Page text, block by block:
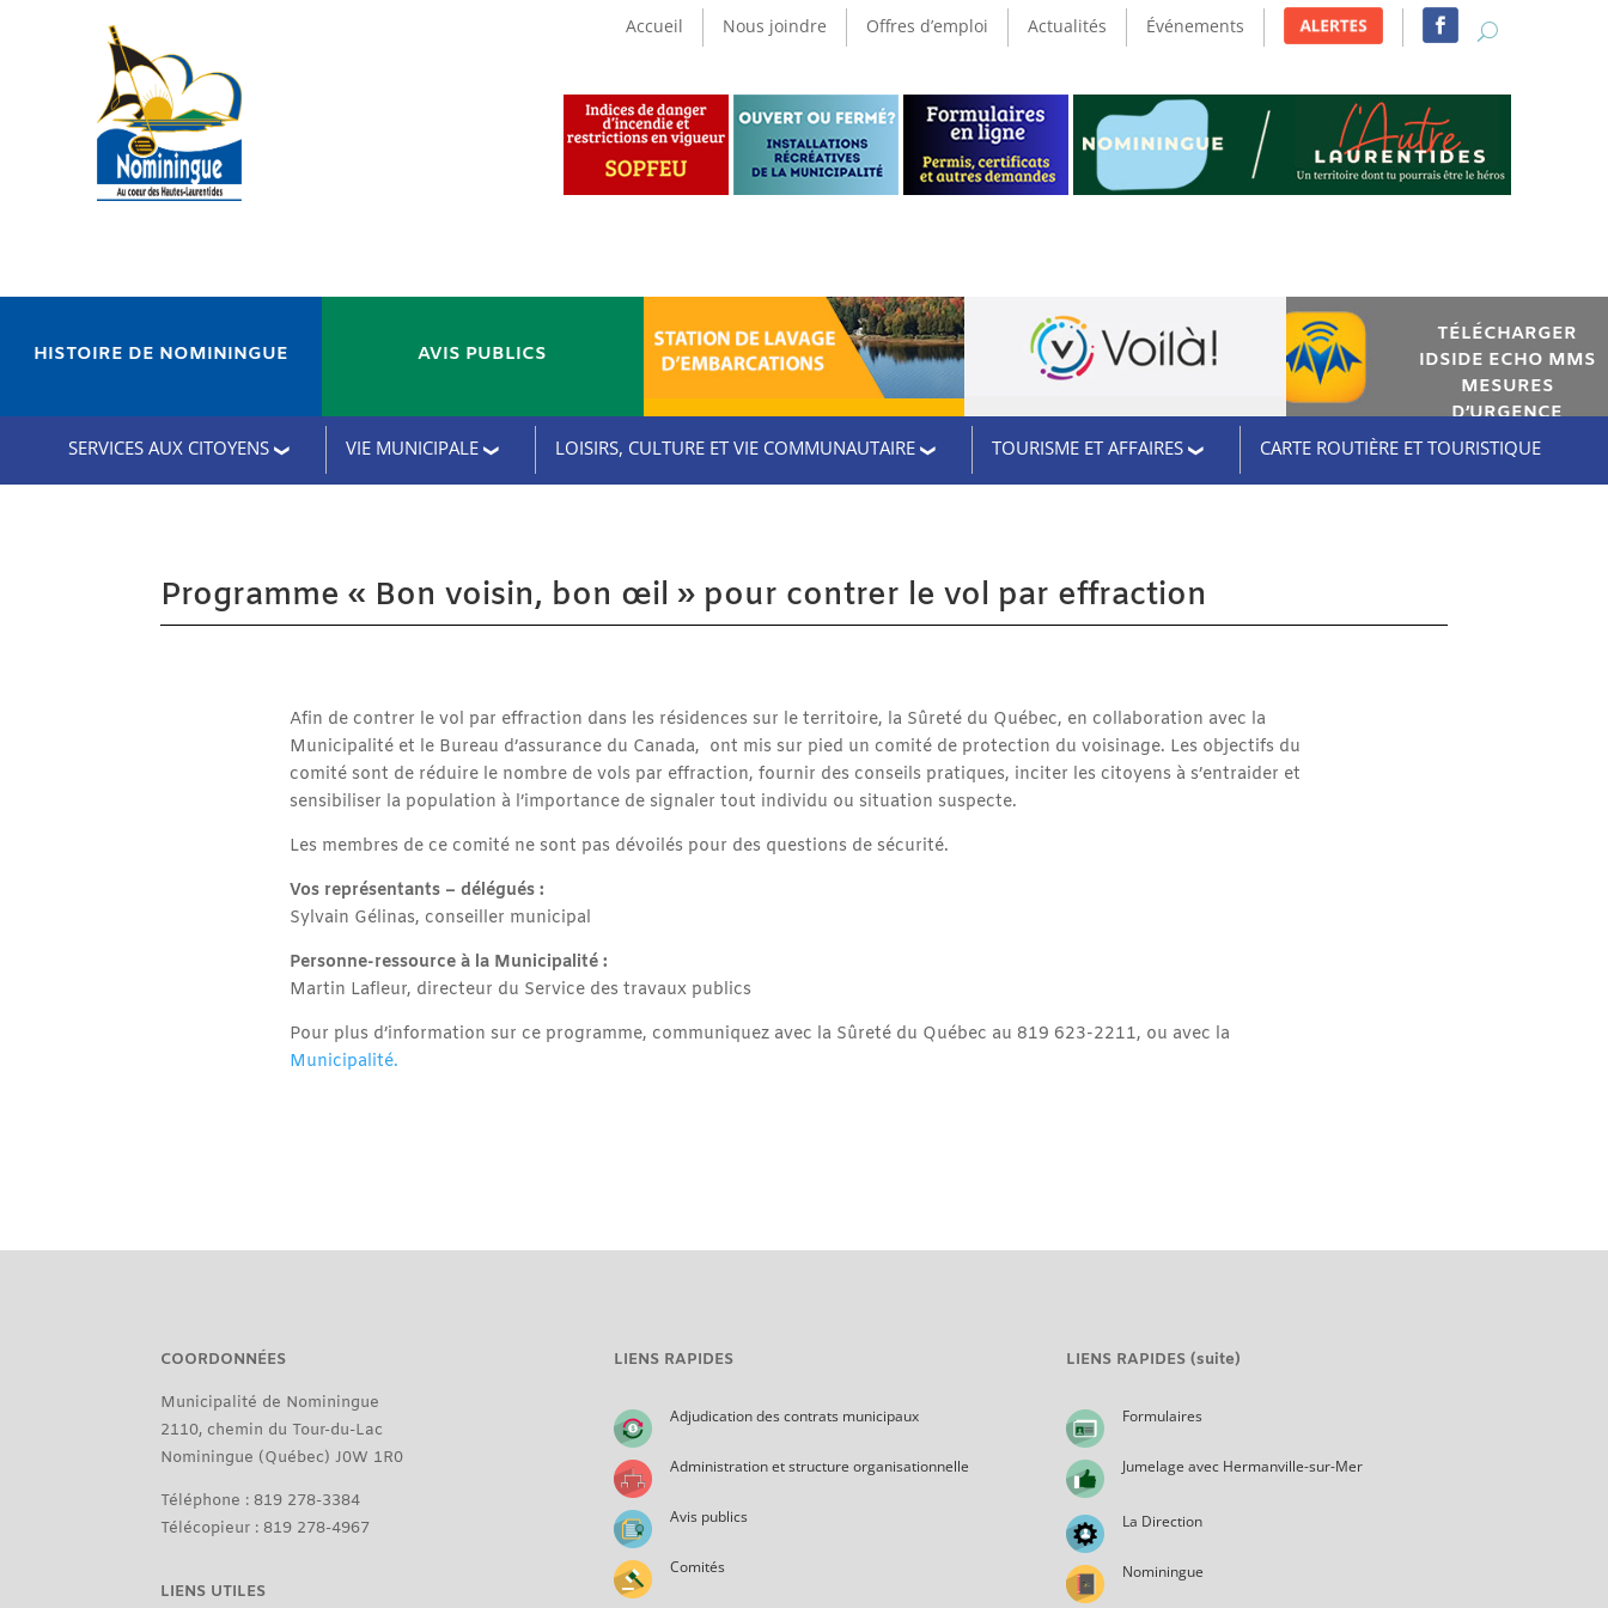
Accueil Nous joindre Offres d’emploi Actualités Événements
HISTOIRE DE NOMININGUE AVIS PUBLICS
TÉLÉCHARGER
IDSIDE ECHO MMS
MESURES
D’URGENCE
SERVICES AUX CITOYENS
VIE MUNICIPALE LOISIRS, CULTURE ET VIE COMMUNAUTAIRE TOURISME ET AFFAIRES CARTE ROUTIÈRE ET TOURISTIQUE
Programme « Bon voisin, bon œil » pour contrer le vol par effraction
Afin de contrer le vol par effraction dans les résidences sur le territoire, la Sûreté du Québec, en collaboration avec la
Municipalité et le Bureau d’assurance du Canada, ont mis sur pied un comité de protection du voisinage. Les objectifs du
comité sont de réduire le nombre de vols par effraction, fournir des conseils pratiques, inciter les citoyens à s’entraider et
sensibiliser la population à l’importance de signaler tout individu ou situation suspecte.
Les membres de ce comité ne sont pas dévoilés pour des questions de sécurité.
Vos représentants – délégués :
Sylvain Gélinas, conseiller municipal
Personne-ressource à la Municipalité :
Martin Lafleur, directeur du Service des travaux publics
Pour plus d’information sur ce programme, communiquez avec la Sûreté du Québec au 819 623-2211, ou avec la
Municipalité.
COORDONNÉES
Municipalité de Nominingue
2110, chemin du Tour-du-Lac
Nominingue (Québec) J0W 1R0
Téléphone : 819 278-3384
Télécopieur : 819 278-4967
LIENS UTILES
LIENS RAPIDES
Adjudication des contrats municipaux
Administration et structure organisationnelle
Avis publics
Comités
LIENS RAPIDES (suite)
Formulaires
Jumelage avec Hermanville-sur-Mer
La Direction
Nominingue